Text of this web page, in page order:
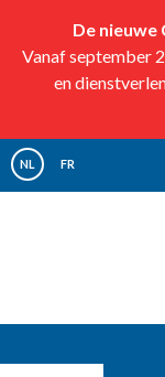
De
Vanaf september
en
NL FR